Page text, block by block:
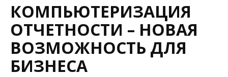
КОМПЬЮТЕРИЗАЦИЯ
ОТЧЕТНОСТИ – НОВАЯ
ВОЗМОЖНОСТЬ ДЛЯ
БИЗНЕСА